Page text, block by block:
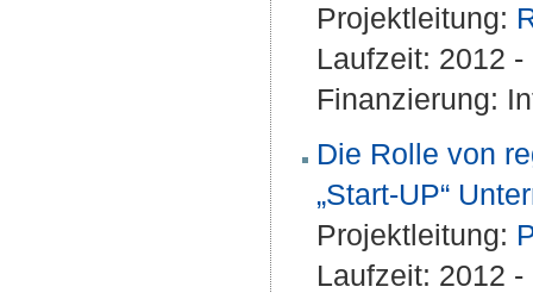
Projektleitung:
Laufzeit: 2012
Finanzierung:
Die Rolle von
„Start-UP“
Projektleitung:
Laufzeit: 2012